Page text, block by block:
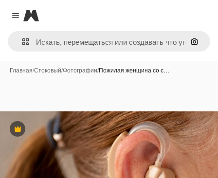
Close menu
Magnific
Поиск
Главная/Стоковый/Фотографии/Пожилая женщина со с…
Премиум